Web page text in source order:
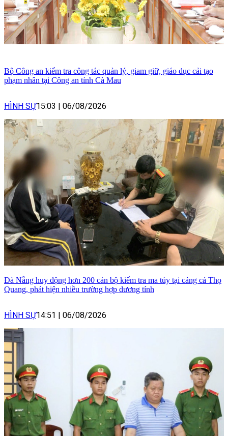
Bộ Công an kiểm tra công tác quản lý, giam giữ, giáo dục cải tạo
phạm nhân tại Công an tỉnh Cà Mau
HÌNH SỰ15:03 | 06/08/2026
Đà Nẵng huy động hơn 200 cán bộ kiểm tra ma túy tại cảng cá Thọ
Quang, phát hiện nhiều trường hợp dương tính
HÌNH SỰ14:51 | 06/08/2026